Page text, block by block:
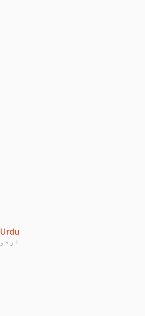
Urdu
اردو